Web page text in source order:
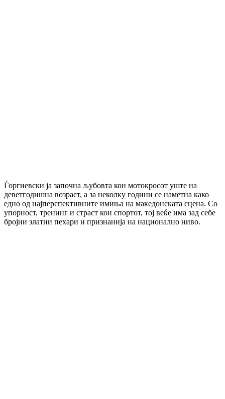
Ѓоргиевски ја започна љубовта кон мотокросот уште на
деветгодишна возраст, а за неколку години се наметна како
едно од најперспективните имиња на македонската сцена. Со
упорност, тренинг и страст кон спортот, тој веќе има зад себе
бројни златни пехари и признанија на национално ниво.